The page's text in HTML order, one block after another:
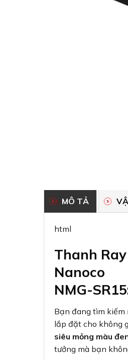
MÔ TẢ
html
Thanh
Nanoco
NMG-
Bạn đang tìm kiếm
lắp đặt cho không
siêu mỏng màu
tưởng mà bạn